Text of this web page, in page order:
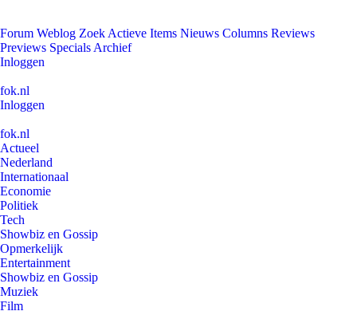
Forum Weblog Zoek Actieve Items Nieuws Columns Reviews
Previews Specials Archief
Inloggen
fok.nl
Inloggen
fok.nl
Actueel
Nederland
Internationaal
Economie
Politiek
Tech
Showbiz en Gossip
Opmerkelijk
Entertainment
Showbiz en Gossip
Muziek
Film